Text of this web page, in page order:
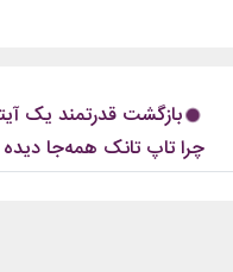
استایل نوید محمدزاده...
بازگشت قدرتمند یک
چرا تاپ تانک همه‌جا